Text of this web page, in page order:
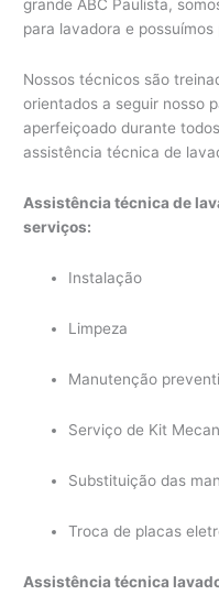
grande ABC Paulista,
para lavadora e
Nossos técnicos são
orientados a seguir nosso
aperfeiçoado durante
assistência técnica de
Assistência técnica de
serviços:
Instalação
Limpeza
Manutenção
Serviço de Kit
Substituição das
Troca de placas
Assistência técnica